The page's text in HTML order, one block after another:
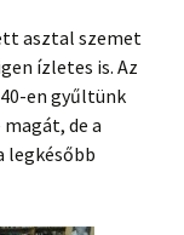
asztal szemet
ízletes is. Az
en gyűltünk
de a
legkésőbb